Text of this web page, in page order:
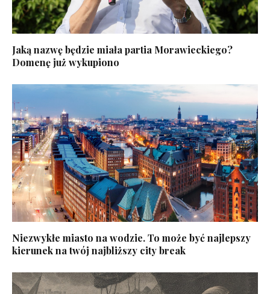
Jaką nazwę będzie miała partia Morawieckiego?
Domenę już wykupiono
Niezwykłe miasto na wodzie. To może być najlepszy
kierunek na twój najbliższy city break